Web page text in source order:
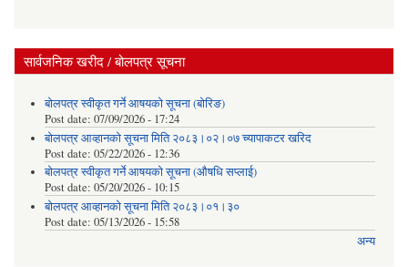
सार्वजनिक खरीद / बोलपत्र सूचना
बोलपत्र स्वीकृत गर्ने आषयको सूचना (बोरिङ)
Post date: 07/09/2026 - 17:24
बोलपत्र आव्हानको सूचना मिति २०८३।०२।०७ च्यापाकटर खरिद
Post date: 05/22/2026 - 12:36
बोलपत्र स्वीकृत गर्ने आषयको सूचना (औषधि सप्लाई)
Post date: 05/20/2026 - 10:15
बोलपत्र आव्हानको सूचना मिति २०८३।०१।३०
Post date: 05/13/2026 - 15:58
अन्य